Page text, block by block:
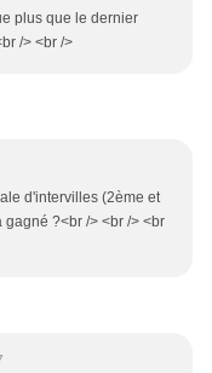
plus que le dernier
/> <br />
d'intervilles (2ème et
?<br /> <br /> <br